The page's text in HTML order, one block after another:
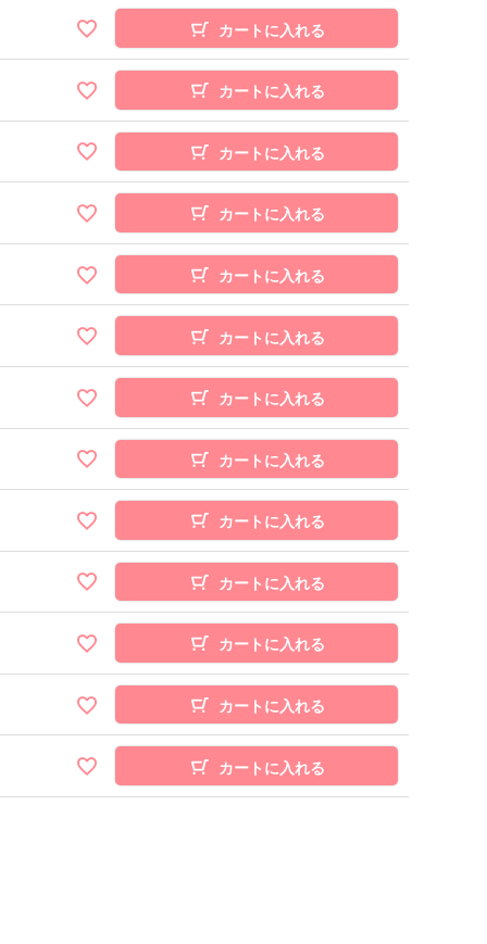
カートに入れる
カートに入れる
カートに入れる
カートに入れる
カートに入れる
カートに入れる
カートに入れる
カートに入れる
カートに入れる
カートに入れる
カートに入れる
カートに入れる
カートに入れる